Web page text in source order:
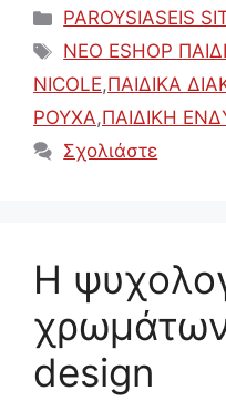
Κατηγορίες
PAROYSIASEIS
Ετικέτες
ΝΕΟ ESHOP
NICOLE,ΠΑΙΔΙΚΑ
ΡΟΥΧΑ,ΠΑΙΔΙΚΗ
Σχολιάστε
Η
design